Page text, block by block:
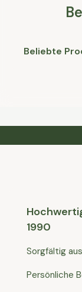
Beliebte
1990
Sorgfältig
Persönliche